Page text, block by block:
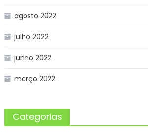
agosto 2022
julho 2022
junho 2022
março 2022
Categorias